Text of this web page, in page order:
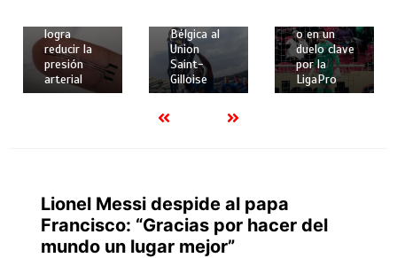
logra
reducir la
presión
arterial
Bélgica al
Union
Saint-
Gilloise
o en un
duelo clave
por la
LigaPro
Lionel Messi despide al papa
Francisco: “Gracias por hacer del
mundo un lugar mejor”